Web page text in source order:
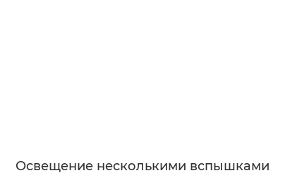
Освещение несколькими вспышками